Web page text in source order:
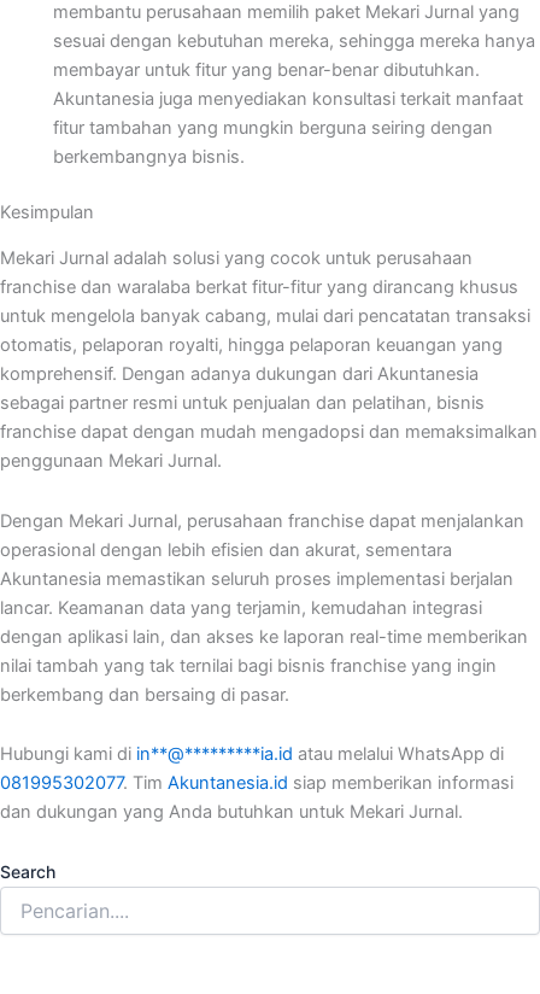
membantu perusahaan memilih paket Mekari Jurnal yang
sesuai dengan kebutuhan mereka, sehingga mereka hanya
membayar untuk fitur yang benar-benar dibutuhkan.
Akuntanesia juga menyediakan konsultasi terkait manfaat
fitur tambahan yang mungkin berguna seiring dengan
berkembangnya bisnis.
Kesimpulan
Mekari Jurnal adalah solusi yang cocok untuk perusahaan
franchise dan waralaba berkat fitur-fitur yang dirancang khusus
untuk mengelola banyak cabang, mulai dari pencatatan transaksi
otomatis, pelaporan royalti, hingga pelaporan keuangan yang
komprehensif. Dengan adanya dukungan dari Akuntanesia
sebagai partner resmi untuk penjualan dan pelatihan, bisnis
franchise dapat dengan mudah mengadopsi dan memaksimalkan
penggunaan Mekari Jurnal.
Dengan Mekari Jurnal, perusahaan franchise dapat menjalankan
operasional dengan lebih efisien dan akurat, sementara
Akuntanesia memastikan seluruh proses implementasi berjalan
lancar. Keamanan data yang terjamin, kemudahan integrasi
dengan aplikasi lain, dan akses ke laporan real-time memberikan
nilai tambah yang tak ternilai bagi bisnis franchise yang ingin
berkembang dan bersaing di pasar.
Hubungi kami di in**@*********ia.id atau melalui WhatsApp di
081995302077. Tim Akuntanesia.id siap memberikan informasi
dan dukungan yang Anda butuhkan untuk Mekari Jurnal.
Search